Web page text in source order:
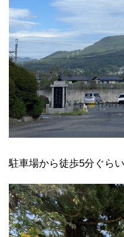
駐車場から徒歩5分ぐら